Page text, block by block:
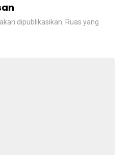
dipublikasikan. Ruas yang